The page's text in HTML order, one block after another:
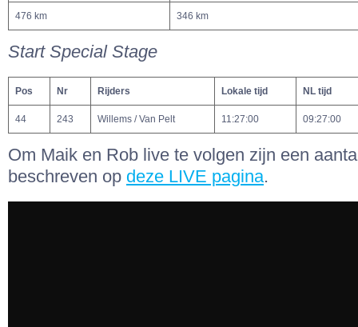
476 km 346 km
Start Special Stage
Pos Nr Rijders Lokale tijd NL tijd
44 243 Willems / Van Pelt 11:27:00 09:27:00
Om Maik en Rob live te volgen zijn een
beschreven op deze LIVE pagina.